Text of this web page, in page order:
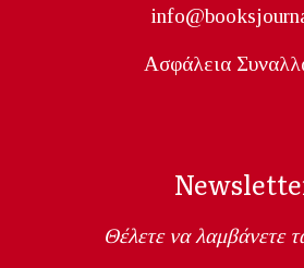
Ασφάλεια
Θέλετε να λαμβάνετε